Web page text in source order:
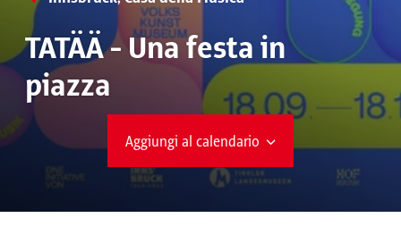
TATÄÄ - Una festa in
piazza
Aggiungi al calendario